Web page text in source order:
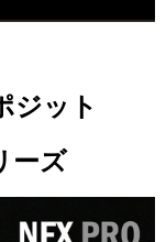
ジット
ーズ